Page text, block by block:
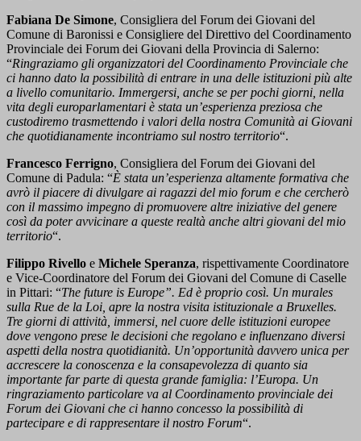
Fabiana De Simone, Consigliera del Forum dei Giovani del
Comune di Baronissi e Consigliere del Direttivo del Coordinamento
Provinciale dei Forum dei Giovani della Provincia di Salerno:
“Ringraziamo gli organizzatori del Coordinamento Provinciale che
ci hanno dato la possibilità di entrare in una delle istituzioni più alte
a livello comunitario. Immergersi, anche se per pochi giorni, nella
vita degli europarlamentari è stata un’esperienza preziosa che
custodiremo trasmettendo i valori della nostra Comunità ai Giovani
che quotidianamente incontriamo sul nostro territorio“.
Francesco Ferrigno, Consigliera del Forum dei Giovani del
Comune di Padula: “È stata un’esperienza altamente formativa che
avrò il piacere di divulgare ai ragazzi del mio forum e che cercherò
con il massimo impegno di promuovere altre iniziative del genere
così da poter avvicinare a queste realtà anche altri giovani del mio
territorio“.
Filippo Rivello e Michele Speranza, rispettivamente Coordinatore
e Vice-Coordinatore del Forum dei Giovani del Comune di Caselle
in Pittari: “The future is Europe”. Ed è proprio così. Un murales
sulla Rue de la Loi, apre la nostra visita istituzionale a Bruxelles.
Tre giorni di attività, immersi, nel cuore delle istituzioni europee
dove vengono prese le decisioni che regolano e influenzano diversi
aspetti della nostra quotidianità. Un’opportunità davvero unica per
accrescere la conoscenza e la consapevolezza di quanto sia
importante far parte di questa grande famiglia: l’Europa. Un
ringraziamento particolare va al Coordinamento provinciale dei
Forum dei Giovani che ci hanno concesso la possibilità di
partecipare e di rappresentare il nostro Forum“.